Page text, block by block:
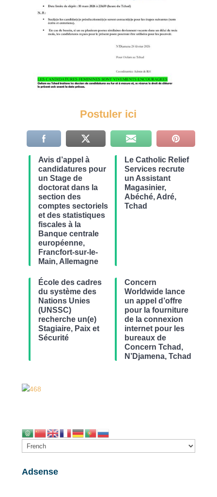
Postuler ici
Avis d’appel à
candidatures pour
un Stage de
doctorat dans la
section des
comptes sectoriels
et des statistiques
fiscales à la
Banque centrale
européenne,
Francfort-sur-le-
Main, Allemagne
Le Catholic Relief
Services recrute
un Assistant
Magasinier,
Abéché, Adré,
Tchad
École des cadres
du système des
Nations Unies
(UNSSC)
recherche un(e)
Stagiaire, Paix et
Sécurité
Concern
Worldwide lance
un appel d’offre
pour la fourniture
de la connexion
internet pour les
bureaux de
Concern Tchad,
N’Djamena, Tchad
Adsense